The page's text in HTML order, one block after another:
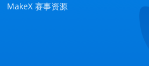
MakeX 赛事资源